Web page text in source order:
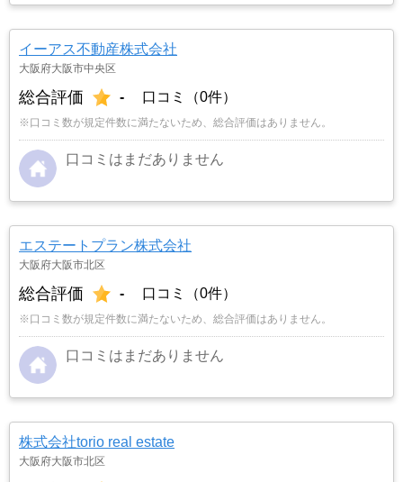
イーアス不動産株式会社
大阪府大阪市中央区
総合評価 - 口コミ（0件）
※口コミ数が規定件数に満たないため、総合評価はありません。
口コミはまだありません
エステートプラン株式会社
大阪府大阪市北区
総合評価 - 口コミ（0件）
※口コミ数が規定件数に満たないため、総合評価はありません。
口コミはまだありません
株式会社torio real estate
大阪府大阪市北区